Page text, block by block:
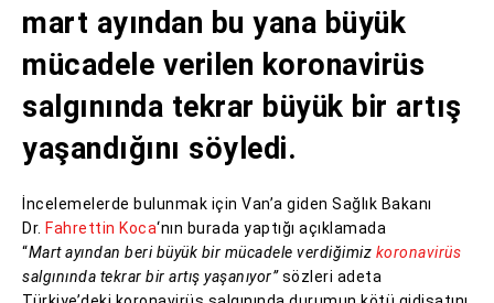
mart ayından bu yana büyük
mücadele verilen koronavirüs
salgınında tekrar büyük bir artış
yaşandığını söyledi.
İncelemelerde bulunmak için Van’a giden Sağlık Bakanı
Dr. Fahrettin Koca‘nın burada yaptığı açıklamada
“Mart ayından beri büyük bir mücadele verdiğimiz koronavirüs
salgınında tekrar bir artış yaşanıyor”sözleri adeta